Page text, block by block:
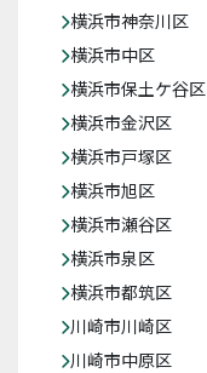
横浜市神奈川区
横浜市中区
横浜市保土ケ谷区
横浜市金沢区
横浜市戸塚区
横浜市旭区
横浜市瀬谷区
横浜市泉区
横浜市都筑区
川崎市川崎区
川崎市中原区